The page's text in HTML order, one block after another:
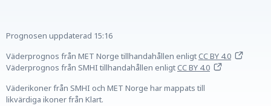
Prognosen uppdaterad 15:16
Väderprognos från MET Norge tillhandahållen enligtCC BY 4.0
Väderprognos från SMHI tillhandahållen enligtCC BY 4.0
Väderikoner från SMHI och MET Norge har mappats till
likvärdiga ikoner från Klart.